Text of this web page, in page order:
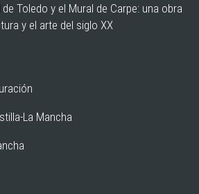
Toledo y el Mural de Carpe: una obra
y el arte del siglo XX
La Mancha